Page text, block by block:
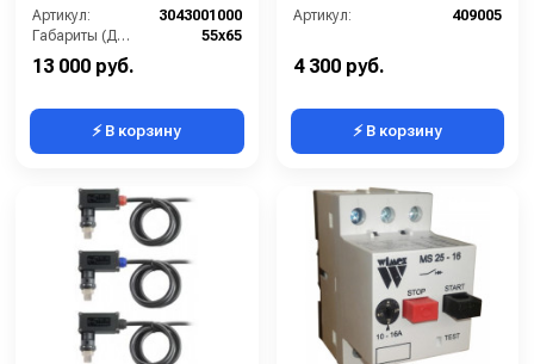
Артикул:
3043001000
Габариты (ДхШхВ):
55х65
13 000 руб.
⚡ В корзину
Артикул: 409005
4 300 руб.
⚡ В корзину